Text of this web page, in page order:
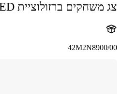
צג משחקים ברזולוציית OLED
42M2N8900/00